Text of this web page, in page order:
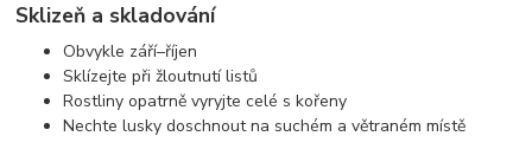
Sklizeň a skladování
Obvykle září–říjen
Sklízejte při žloutnutí listů
Rostliny opatrně vyryjte celé s kořeny
Nechte lusky doschnout na suchém a větraném místě